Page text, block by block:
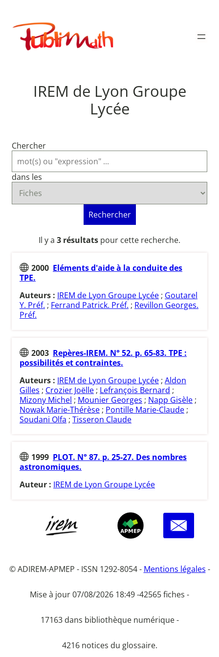
contenu
Publimath
IREM de Lyon Groupe
Lycée
Chercher
dans les
Rechercher
Il y a 3 résultats pour cette recherche.
2000 Eléments d'aide à la conduite des
TPE.
Auteurs : IREM de Lyon Groupe Lycée ; Goutarel
Y. Préf. ; Ferrand Patrick. Préf. ; Revillon Georges.
Préf.
2003 Repères-IREM. N° 52. p. 65-83. TPE :
possibilités et contraintes.
Auteurs : IREM de Lyon Groupe Lycée ; Aldon
Gilles ; Crozier Joëlle ; Lefrançois Bernard ;
Mizony Michel ; Mounier Georges ; Napp Gisèle ;
Nowak Marie-Thérèse ; Pontille Marie-Claude ;
Soudani Olfa ; Tisseron Claude
1999 PLOT. N° 87. p. 25-27. Des nombres
astronomiques.
Auteur : IREM de Lyon Groupe Lycée
© ADIREM-APMEP - ISSN 1292-8054 - Mentions légales -
Mise à jour 07/08/2026 18:49 -42565 fiches -
17163 dans bibliothèque numérique -
4216 notices du glossaire.